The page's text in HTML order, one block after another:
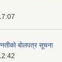
बाेलपत्र सूचना